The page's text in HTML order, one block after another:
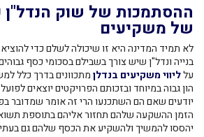
ההסתמכות של שוק הנדל"ן
של משקיעים
לא תמיד המדינה היא זו שיכולה לשלם כדי
בנייה ונדל"ן שיש צורך בשבילם בסכומי כסף
עלליווי משקיעים בנדלןמתכוונים בדרך כלל
הון גבוה במיוחד ובזכותם הפרויקטים יוצאים
יודעים שאם הם השתכנעו הרי זה אומר שמדובר
הזמן ההשקעה שלהם תחזור אליהם בתוספת
יהססו להמשיך ולהשקיע את הכסף שלהם גם